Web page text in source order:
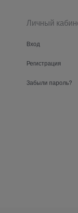
Личный
Вход
Регистрация
Забыли пароль?